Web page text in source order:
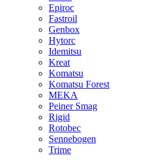
Epiroc
Fastroil
Genbox
Hytorc
Idemitsu
Kreat
Komatsu
Komatsu Forest
MEKA
Peiner Smag
Rigid
Rotobec
Sennebogen
Trime